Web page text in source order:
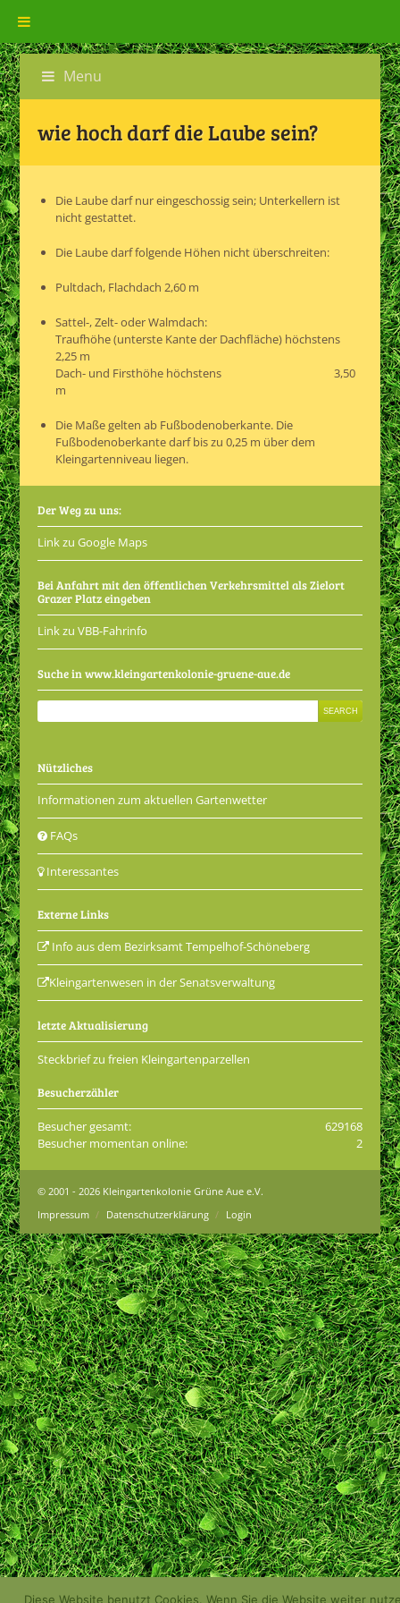
Menu
wie hoch darf die Laube sein?
Die Laube darf nur eingeschossig sein; Unterkellern ist
nicht gestattet.
Die Laube darf folgende Höhen nicht überschreiten:
Pultdach, Flachdach 2,60 m
Sattel-, Zelt- oder Walmdach:
Traufhöhe (unterste Kante der Dachfläche) höchstens
2,25 m
Dach- und Firsthöhe höchstens 3,50
m
Die Maße gelten ab Fußbodenoberkante. Die
Fußbodenoberkante darf bis zu 0,25 m über dem
Kleingartenniveau liegen.
Der Weg zu uns:
Link zu Google Maps
Bei Anfahrt mit den öffentlichen Verkehrsmittel als Zielort
Grazer Platz eingeben
Link zu VBB-Fahrinfo
Suche in www.kleingartenkolonie-gruene-aue.de
Nützliches
Informationen zum aktuellen Gartenwetter
FAQs
Interessantes
Externe Links
Info aus dem Bezirksamt Tempelhof-Schöneberg
Kleingartenwesen in der Senatsverwaltung
letzte Aktualisierung
Steckbrief zu freien Kleingartenparzellen
Besucherzähler
629168
Besucher gesamt:
2
Besucher momentan online:
© 2001 - 2026 Kleingartenkolonie Grüne Aue e.V.
Impressum
Datenschutzerklärung Login
Diese Website benutzt Cookies. Wenn Sie die Website weiter